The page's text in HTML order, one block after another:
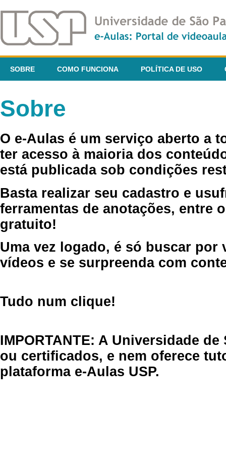
SOBRE COMO FUNCIONA POLÍTICA DE USO
Sobre
O e-Aulas é um serviço aberto a
ter acesso à maioria dos
está publicada sob condições
Basta realizar seu cadastro e
ferramentas de anotações, entre
gratuito!
Uma vez logado, é só buscar por
vídeos e se surpreenda com
Tudo num clique!
IMPORTANTE: A Universidade
ou certificados, e nem oferece
plataforma e-Aulas USP.